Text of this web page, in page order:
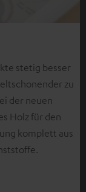
stetig besser
zu
der neuen
Holz für den
komplett aus